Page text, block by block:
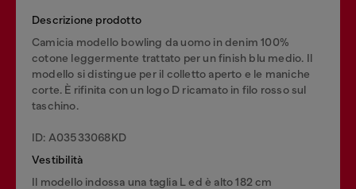
Descrizione prodotto
Camicia modello bowling da uomo in denim 100%
cotone leggermente trattato per un finish blu medio. Il
modello si distingue per il colletto aperto e le maniche
corte. È rifinita con un logo D ricamato in filo rosso sul
taschino.
ID: A03533068KD
Vestibilità
Il modello indossa una taglia L ed è alto 182 cm